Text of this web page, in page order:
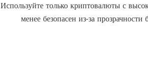
Используйте только криптовалюты с
менее безопасен из-за